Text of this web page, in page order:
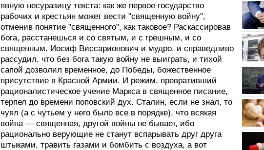
явную несуразицу текста: как же первое государство
рабочих и крестьян может вести "священную войну",
отменив понятие "священного", как таковое? Раскассировав
бога, расстанешься и со святым, и с грешным, и со
священным. Иосиф Виссарионович и мудро, и справедливо
рассудил, что без бога такую войну не выиграть, и тихой
сапой дозволил временное, до Победы, божественное
присутствие в Красной Армии. И режим, превративший
рационалистическое учение Маркса в священное писание,
терпел до времени поповский дух. Сталин, если не знал, то
чуял (а с чутьем у него было все в порядке), что всякая
война — священная, другой войны не бывает, ибо
рационально верующие не станут вспарывать друг друга
штыками, травить газами и бомбить с воздуха, а вот